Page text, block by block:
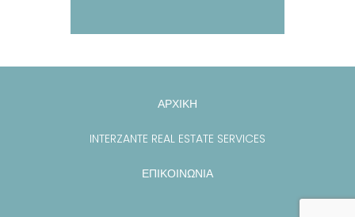
ΑΡΧΙΚΗ
INTERZANTE REAL ESTATE SERVICES
ΕΠΙΚΟΙΝΩΝΙΑ